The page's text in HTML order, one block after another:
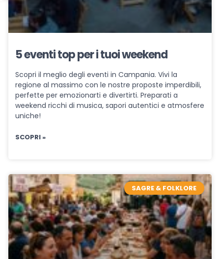
5 eventi top per i tuoi weekend
Scopri il meglio degli eventi in Campania. Vivi la
regione al massimo con le nostre proposte imperdibili,
perfette per emozionarti e divertirti. Preparati a
weekend ricchi di musica, sapori autentici e atmosfere
uniche!
SCOPRI »
SAGRE & FOLKLORE